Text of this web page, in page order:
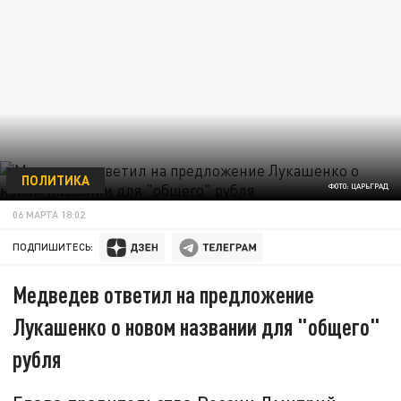
ФОТО: ЦАРЬГРАД
ПОЛИТИКА
06 МАРТА 18:02
ПОДПИШИТЕСЬ:
Медведев ответил на предложение
Лукашенко о новом названии для "общего"
рубля